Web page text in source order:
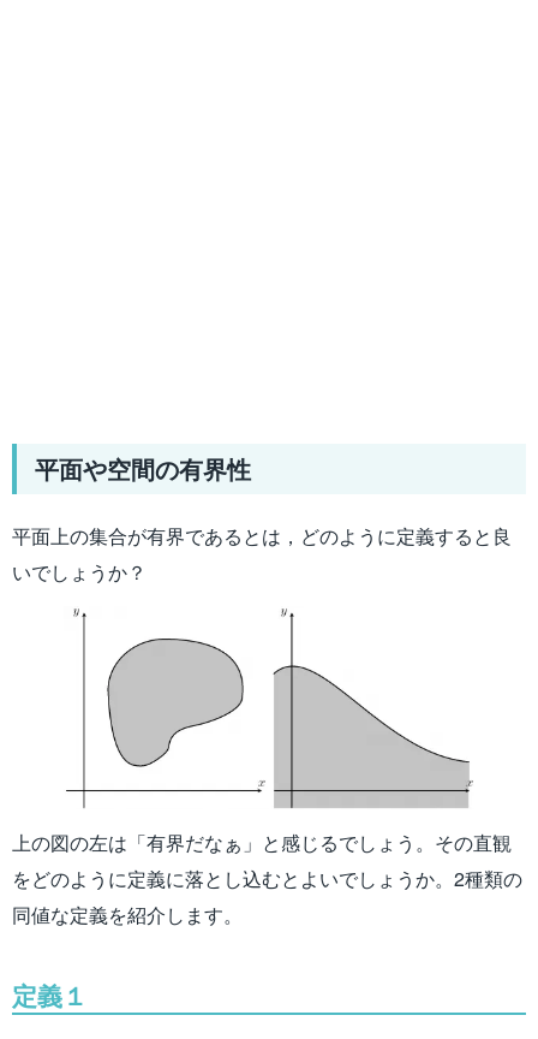
平面や空間の有界性
平面上の集合が有界であるとは，どのように定義すると良
いでしょうか？
上の図の左は「有界だなぁ」と感じるでしょう。その直観
をどのように定義に落とし込むとよいでしょうか。2種類の
同値な定義を紹介します。
定義１